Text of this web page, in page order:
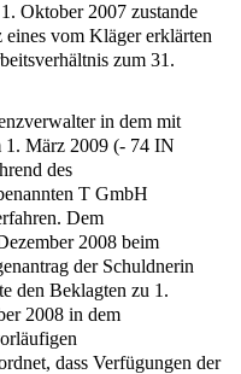
Oktober 2007 zustande
vom Kläger erklärten
zum 31.
in dem mit
1. März 2009 (- 74 IN
des
T GmbH
Dem
2008 beim
der Schuldnerin
den Beklagten zu 1.
2008 in dem
dass Verfügungen der